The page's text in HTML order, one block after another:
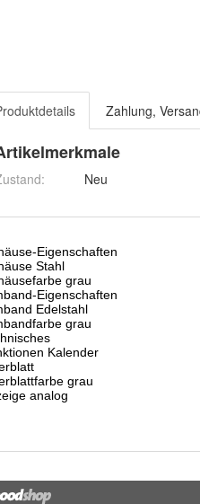
Zahlung,
Neu